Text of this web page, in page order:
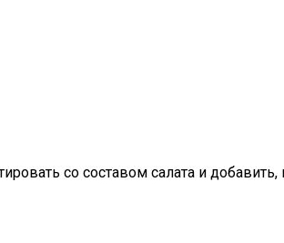
со составом салата и